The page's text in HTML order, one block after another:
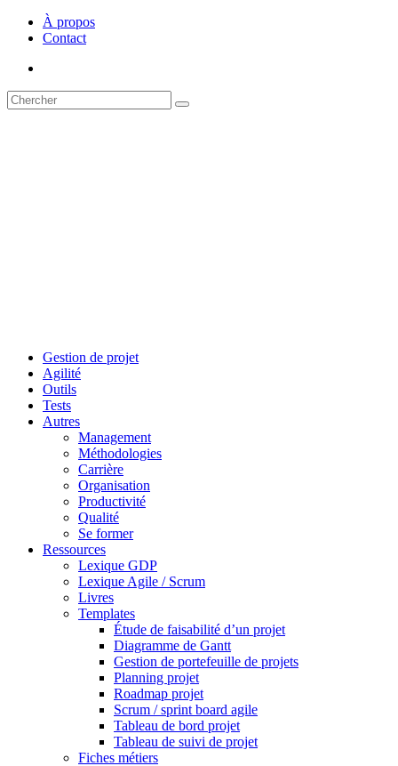
À propos
Contact
Gestion de projet
Agilité
Outils
Tests
Autres
Management
Méthodologies
Carrière
Organisation
Productivité
Qualité
Se former
Ressources
Lexique GDP
Lexique Agile / Scrum
Livres
Templates
Étude de faisabilité d’un projet
Diagramme de Gantt
Gestion de portefeuille de projets
Planning projet
Roadmap projet
Scrum / sprint board agile
Tableau de bord projet
Tableau de suivi de projet
Fiches métiers